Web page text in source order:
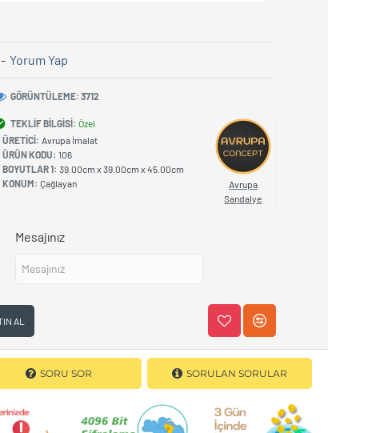
- Yorum Yap
TEKLIF BILGISI: Özel
ÜRETICI: Avrupa İmalat
ÜRÜN KODU: 106
BOYUTLAR 1: 39.00cm x 39.00cm x 45.00cm
KONUM: Çağlayan
Avrupa
Sandalye
GÖRÜNTÜLEME: 3712
Mesajınız
AL
SORU SOR SORULAN SORULAR